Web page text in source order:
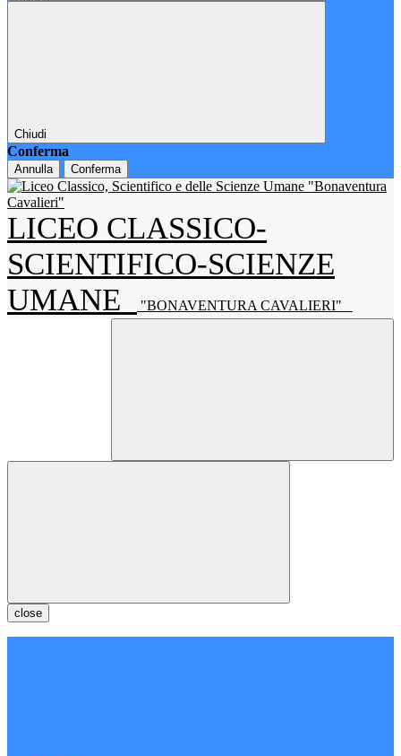
Chiudi
Conferma
Annulla Conferma
LICEO CLASSICO-
SCIENTIFICO-SCIENZE
UMANE
"BONAVENTURA CAVALIERI"
close